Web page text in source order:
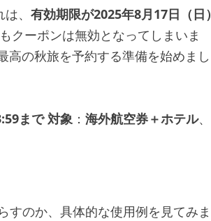
、 有効期限が2025年8月17日（日）
クーポンは無効となってしまいま
高の秋旅を予約する準備を始めまし
まで 対象 ： 海外航空券＋ホテル、
すのか、具体的な使用例を見てみま